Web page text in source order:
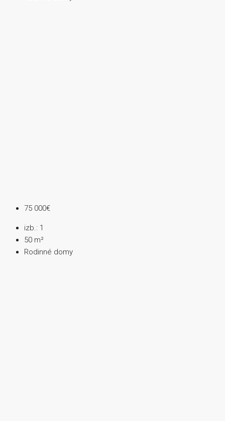
75 000€
izb.: 1
50 m²
Rodinné domy